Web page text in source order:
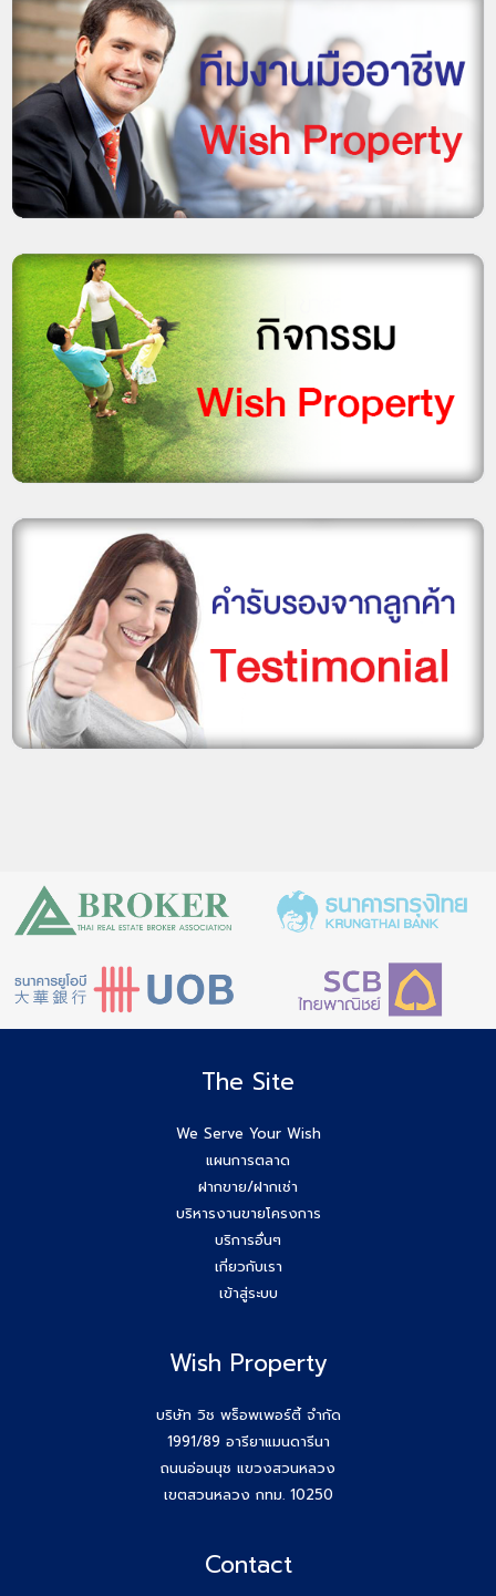
The Site
We Serve Your Wish
แผนการตลาด
ฝากขาย/ฝากเช่า
บริหารงานขายโครงการ
บริการอื่นๆ
เกี่ยวกับเรา
เข้าสู่ระบบ
Wish Property
บริษัท วิช พร็อพเพอร์ตี้ จำกัด
1991/89 อารียาแมนดารีนา
ถนนอ่อนนุช แขวงสวนหลวง
เขตสวนหลวง กทม. 10250
Contact